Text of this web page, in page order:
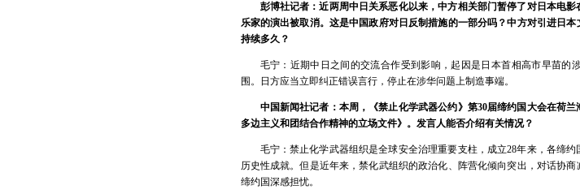
彭博社记者：近两周中日关系恶化以来，中方相关部门暂停了对日本电
乐家的演出被取消。这是中国政府对日反制措施的一部分吗？中方对引进日
持续多久？
毛宁：近期中日之间的交流合作受到影响，起因是日本首相高市早苗的
围。日方应当立即纠正错误言行，停止在涉华问题上制造事端。
中国新闻社记者：本周，《禁止化学武器公约》第30届缔约国大会在荷
多边主义和团结合作精神的立场文件》。发言人能否介绍有关情况？
毛宁：禁止化学武器组织是全球安全治理重要支柱，成立28年来，各缔
历史性成就。但是近年来，禁化武组织的政治化、阵营化倾向突出，对话协
缔约国深感担忧。